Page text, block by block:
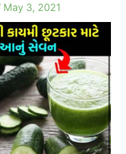
May 3, 2021